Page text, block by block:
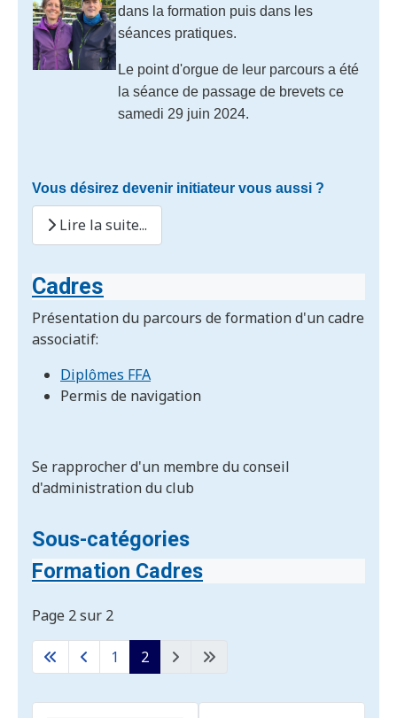
dans la formation puis dans les
séances pratiques.
Le point d'orgue de leur parcours a été
la séance de passage de brevets ce
samedi 29 juin 2024.
Vous désirez devenir initiateur vous aussi ?
Lire la suite...
Cadres
Présentation du parcours de formation d'un cadre
associatif:
Diplômes FFA
Permis de navigation
Se rapprocher d'un membre du conseil
d'administration du club
Sous-catégories
Formation Cadres
Page 2 sur 2
1 2